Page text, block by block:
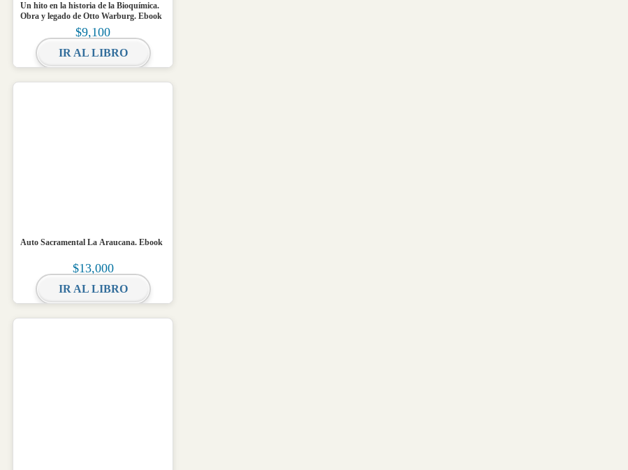
Un hito en la historia de la Bioquímica.
Obra y legado de Otto Warburg. Ebook
$9,100
IR AL LIBRO
Auto Sacramental La Araucana. Ebook
$13,000
IR AL LIBRO